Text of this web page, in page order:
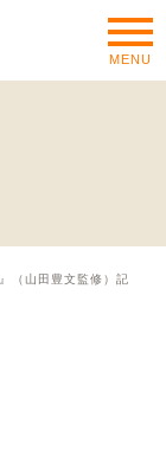
MENU
（山田豊文監修）記